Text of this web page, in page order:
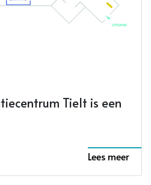
Tielt is een
Lees meer